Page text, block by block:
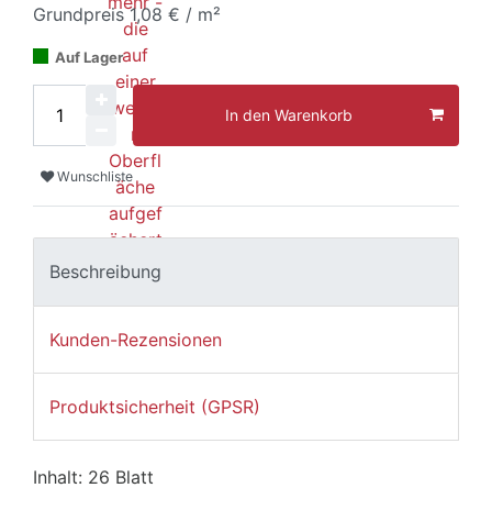
Grundpreis1,08 € / m²
Auf Lager
In den Warenkorb
Wunschliste
Beschreibung
Kunden-Rezensionen
Produktsicherheit (GPSR)
Inhalt: 26 Blatt